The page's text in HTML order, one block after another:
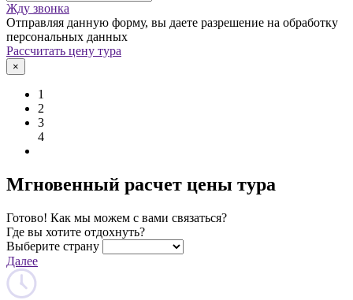
Жду звонка
Отправляя данную форму, вы даете разрешение на обработку
персональных данных
Рассчитать цену тура
×
1
2
3
4
Мгновенный расчет цены тура
Готово! Как мы можем с вами связаться?
Где вы хотите отдохнуть?
Выберите страну
Далее